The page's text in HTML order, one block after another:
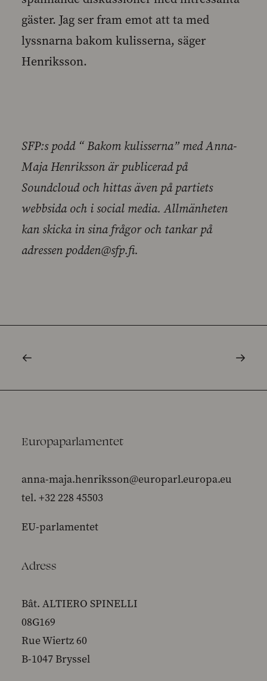
gäster. Jag ser fram emot att ta med
lyssnarna bakom kulisserna, säger
Henriksson.
SFP:s podd “ Bakom kulisserna” med Anna-
Maja Henriksson är publicerad på
Soundcloud och hittas även på partiets
webbsida och i social media. Allmänheten
kan skicka in sina frågor och tankar på
adressen podden@sfp.fi.
Europaparlamentet
anna-maja.henriksson@europarl.europa.eu
tel. +32 228 45503
EU-parlamentet
Adress
Bât. ALTIERO SPINELLI
08G169
Rue Wiertz 60
B-1047 Bryssel